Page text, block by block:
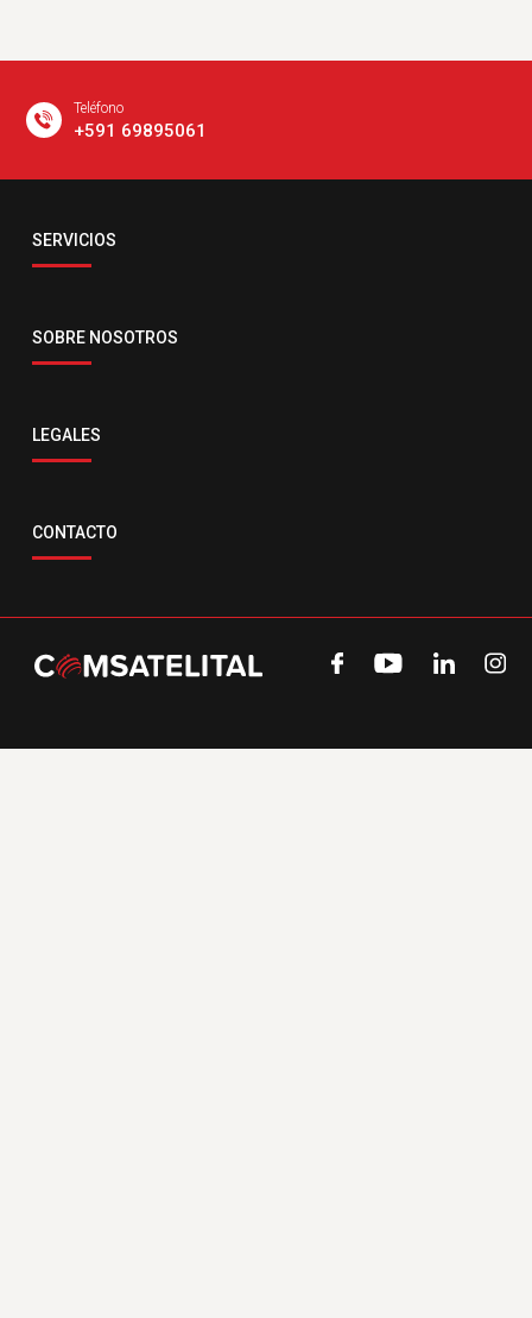
Teléfono
+591 69895061
servicio@comsatelital.com.bo
SERVICIOS
SOBRE NOSOTROS
LEGALES
CONTACTO